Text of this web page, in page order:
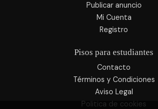
Publicar anuncio
Mi Cuenta
Registro
Pisos para estudiantes
Contacto
Términos y Condiciones
Aviso Legal
Politica de cookies